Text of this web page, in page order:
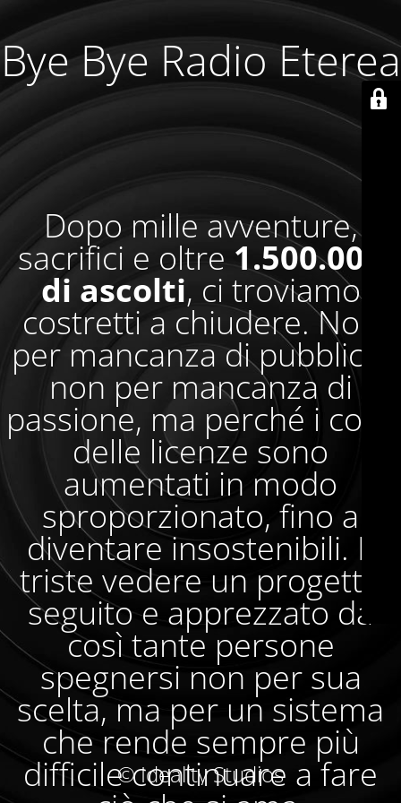
Bye Bye Radio Eterea
Dopo mille avventure,
sacrifici e oltre1.500.000
di ascolti, ci troviamo
costretti a chiudere. Non
per mancanza di pubblico,
non per mancanza di
passione, ma perché i costi
delle licenze sono
aumentati in modo
sproporzionato, fino a
diventare insostenibili. È
triste vedere un progetto
seguito e apprezzato da
così tante persone
spegnersi non per sua
scelta, ma per un sistema
che rende sempre più
difficile continuare a fare
© Ideality Studios